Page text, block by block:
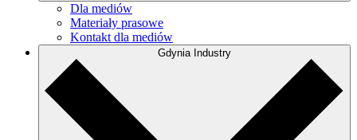
Dla mediów
Materiały prasowe
Kontakt dla mediów
Gdynia Industry